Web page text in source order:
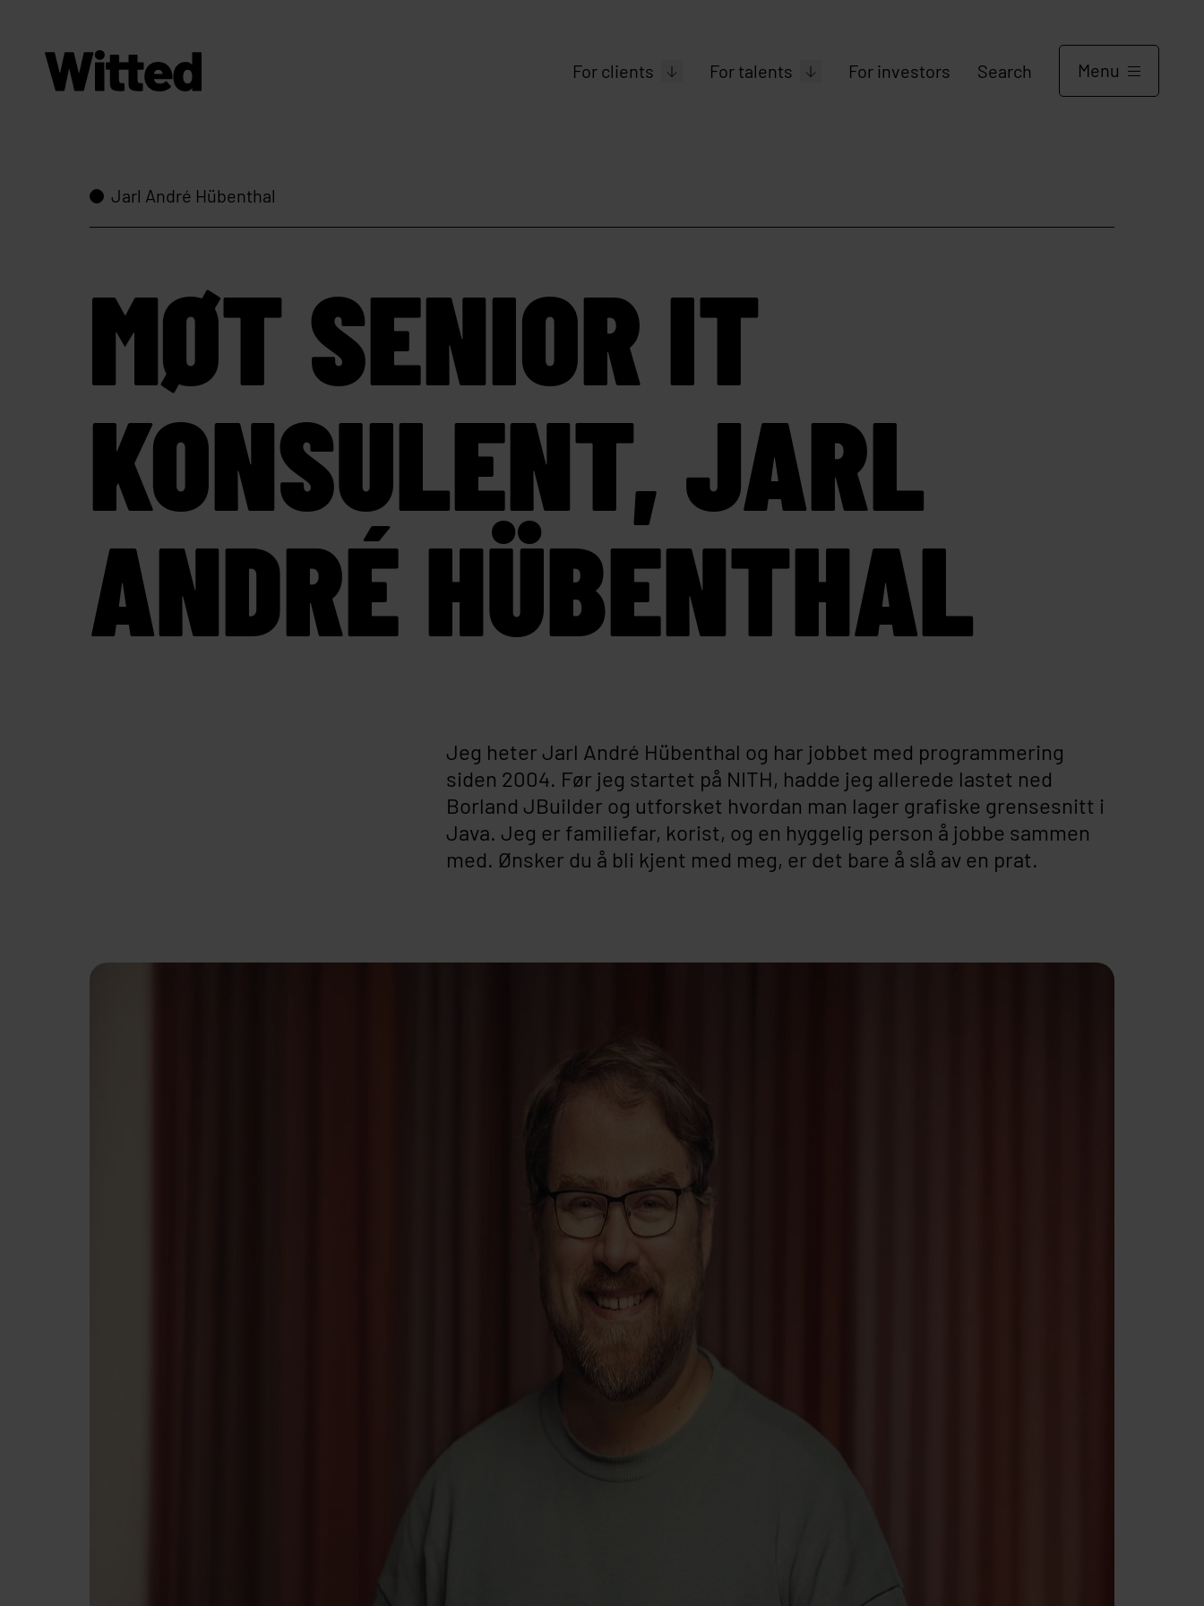
For clients For talents For investors Search Menu
Jarl André Hübenthal
MØT SENIOR IT
KONSULENT, JARL
ANDRÉ HÜBENTHAL
Jeg heter Jarl André Hübenthal og har jobbet med programmering
siden 2004. Før jeg startet på NITH, hadde jeg allerede lastet ned
Borland JBuilder og utforsket hvordan man lager grafiske grensesnitt i
Java. Jeg er familiefar, korist, og en hyggelig person å jobbe sammen
med. Ønsker du å bli kjent med meg, er det bare å slå av en prat.